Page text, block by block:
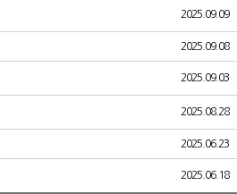
2025.09.09
2025.09.08
2025.09.03
2025.08.28
2025.06.23
2025.06.18